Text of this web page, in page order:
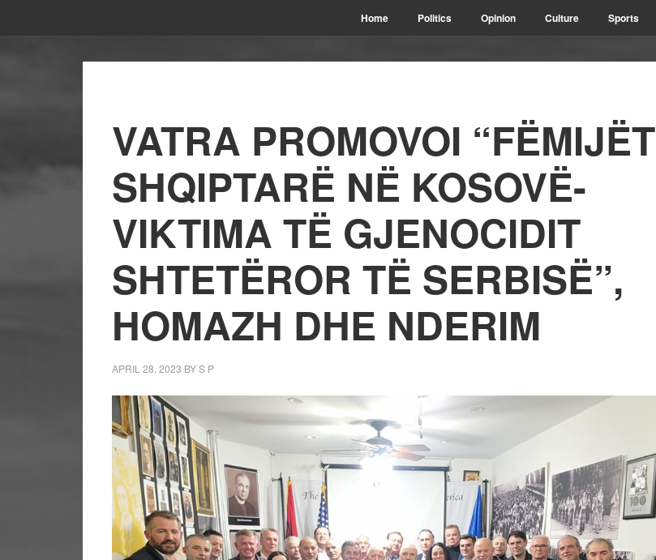
Home Politics Opinion Culture Sports
VATRA PROMOVOI “FËMIJËT
SHQIPTARË NË KOSOVË-
VIKTIMA TË GJENOCIDIT
SHTETËROR TË SERBISË”,
HOMAZH DHE NDERIM
APRIL 28, 2023 BYS P